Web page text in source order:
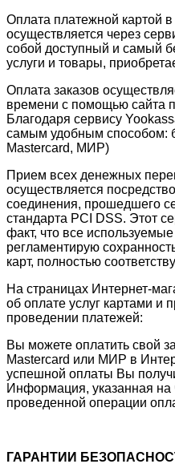
Оплата платежной картой в
осуществляется через
собой доступный и самый
услуги и товары,
Оплата заказов
времени с помощью сайта
Благодаря сервису
самым удобным способом:
Mastercard, МИР)
Прием всех денежных
осуществляется
соединения, прошедшего
стандарта PCI DSS. Этот
факт, что все
регламентирую
карт, полностью
На страницах Интернет-
об оплате услуг картами и
проведении платежей:
Вы можете оплатить свой
Mastercard или МИР в
успешной оплаты Вы
Информация, указанная на
проведенной операции
ГАРАНТИИ